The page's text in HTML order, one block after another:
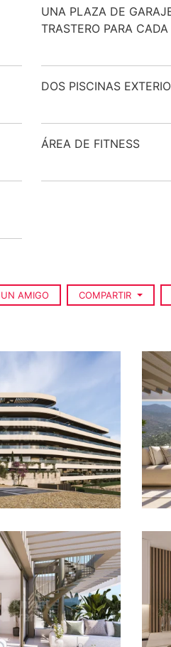
UNA PLAZA DE
TRASTERO PARA
DOS PISCINAS
ÁREA DE FITNESS
AMIGO COMPARTIR